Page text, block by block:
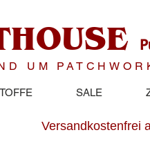
UM
SALE
Versandkostenfrei